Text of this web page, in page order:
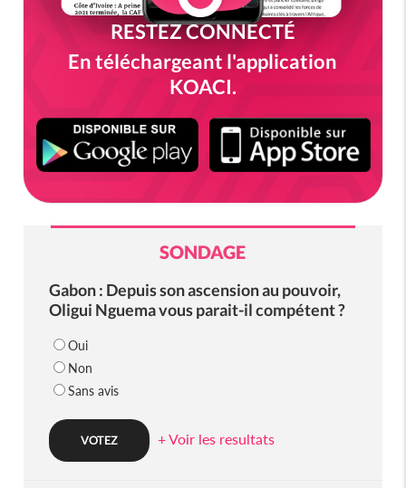
RESTEZ CONNECTÉ
En téléchargeant l'application
KOACI.
SONDAGE
Gabon : Depuis son ascension au pouvoir,
Oligui Nguema vous parait-il compétent ?
Oui
Non
Sans avis
+ Voir les resultats